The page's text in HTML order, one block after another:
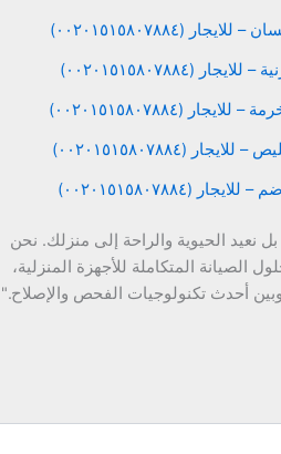
(٠٠٢٠١٥١٥٨٠٧٨٨٤)
(٠٠٢٠١٥١٥٨٠٧٨٨٤)
(٠٠٢٠١٥١٥٨٠٧٨٨٤)
(٠٠٢٠١٥١٥٨٠٧٨٨٤)
(٠٠٢٠١٥١٥٨٠٧٨٨٤)
نعيد الحيوية والراحة إلى منزلك. نحن
المتكاملة للأجهزة المنزلية،
وبين أحدث تكنولوجيات الفحص والإصلاح."